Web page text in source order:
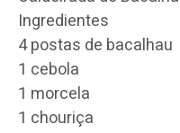
Ingredientes
4 postas de bacalhau
1 cebola
1 morcela
1 chouriça